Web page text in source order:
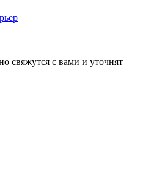
свяжутся с вами и уточнят